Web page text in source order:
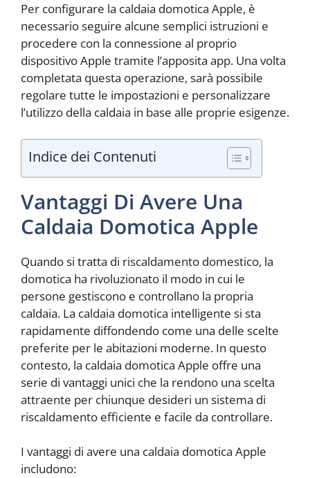
Per configurare la caldaia domotica Apple, è
necessario seguire alcune semplici istruzioni e
procedere con la connessione al proprio
dispositivo Apple tramite l’apposita app. Una volta
completata questa operazione, sarà possibile
regolare tutte le impostazioni e personalizzare
l’utilizzo della caldaia in base alle proprie esigenze.
Indice dei Contenuti
Vantaggi Di Avere Una
Caldaia Domotica Apple
Quando si tratta di riscaldamento domestico, la
domotica ha rivoluzionato il modo in cui le
persone gestiscono e controllano la propria
caldaia. La caldaia domotica intelligente si sta
rapidamente diffondendo come una delle scelte
preferite per le abitazioni moderne. In questo
contesto, la caldaia domotica Apple offre una
serie di vantaggi unici che la rendono una scelta
attraente per chiunque desideri un sistema di
riscaldamento efficiente e facile da controllare.
I vantaggi di avere una caldaia domotica Apple
includono: